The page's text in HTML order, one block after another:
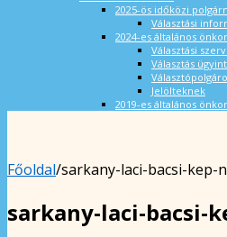
2025-ös időközi
Választási
2024-es általános
Választási
Választás
Jelölteknek
2019-es általános
Főoldal/sarkany-laci-bacsi-kep-
sarkany-laci-bacsi-